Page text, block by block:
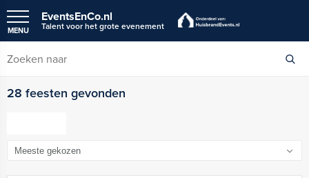
EventsEnCo.nl
Talent voor het grote evenement
MENU
28 feesten gevonden